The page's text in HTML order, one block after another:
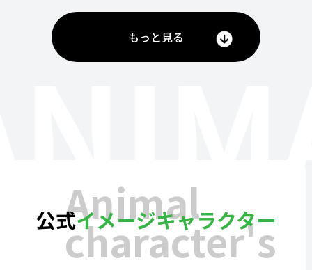
もっと見る
公式イメージキャラクター
Animal
character's